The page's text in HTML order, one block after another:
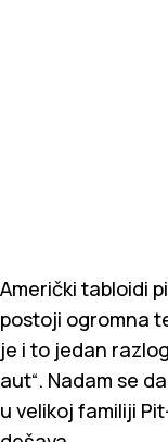
Američki tabloidi
postoji ogromna
je i to jedan
aut“. Nadam se
u velikoj familiji